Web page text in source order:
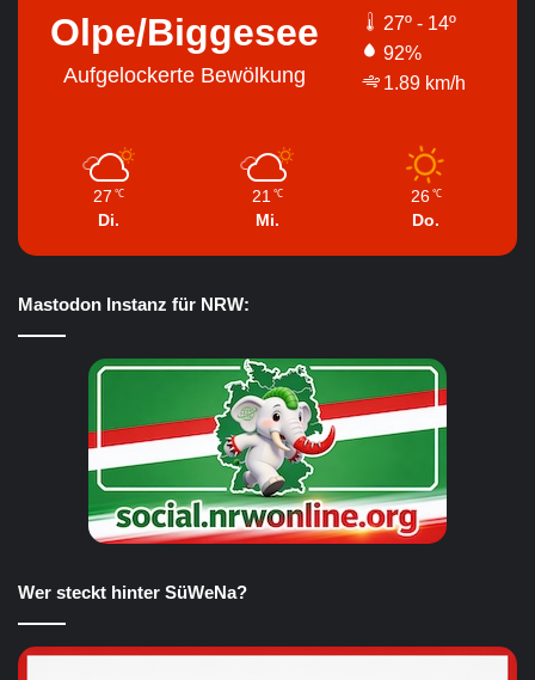
Olpe/Biggesee
Aufgelockerte Bewölkung
27º - 14º
92%
1.89 km/h
27 ℃
Di.
21 ℃
Mi.
26 ℃
Do.
Mastodon Instanz für NRW:
Wer steckt hinter SüWeNa?